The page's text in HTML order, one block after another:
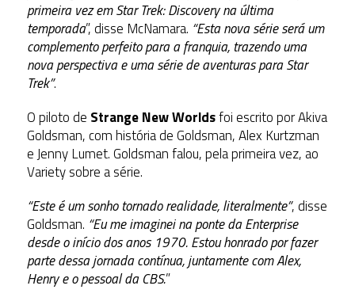
primeira vez em Star Trek: Discoveryna última
temporada”, disse McNamara. “Esta nova série será um
complemento perfeito para a franquia, trazendo uma
nova perspectiva e uma série de aventuras para Star
Trek”.
O piloto de Strange New Worldsfoi escrito por Akiva
Goldsman, com história de Goldsman, Alex Kurtzman
e Jenny Lumet. Goldsman falou, pela primeira vez, ao
Variety sobre a série.
“Este é um sonho tornado realidade, literalmente”, disse
Goldsman. “Eu me imaginei na ponte da Enterprise
desde o início dos anos 1970.Estou honrado por fazer
parte dessa jornada contínua, juntamente com Alex,
Henry e o pessoal da CBS.”